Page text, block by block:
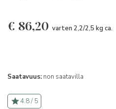
€ 86,20 varten 2,2/2,5 kg ca.
Saatavuus: non saatavilla
4.8 / 5